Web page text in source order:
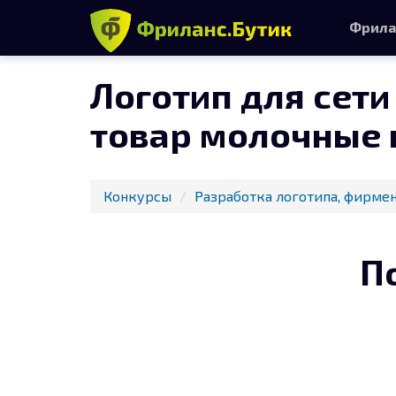
Логотип для
товар молочные
Конкурсы Разработка логотипа,